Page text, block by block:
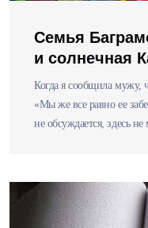
Семья
и солнечная
Когда я сообщила мужу,
«Мы же все равно ее
не обсуждается, здесь